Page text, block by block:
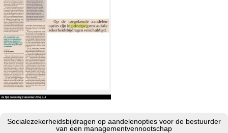
Socialezekerheidsbijdragen op aandelenopties voor de bestuurder
van een managementvennootschap